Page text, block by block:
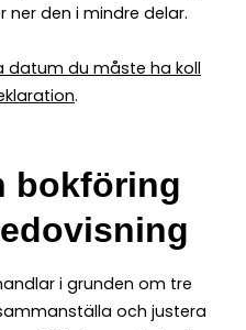
ner den i mindre delar.
datum du måste ha koll
.
bokföring
i grunden om tre
och justera